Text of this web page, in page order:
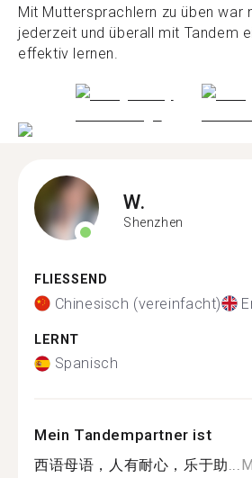
Mit Muttersprachlern zu üben war
jederzeit und überall mit Tandem
effektiv lernen.
W.
Shenzhen
FLIESSEND
Chinesisch (vereinfacht)
LERNT
Spanisch
Mein Tandempartner ist
西语母语，人有耐心，乐于助...